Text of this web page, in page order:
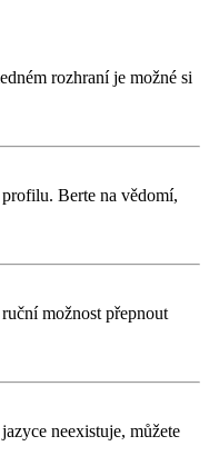
rozhraní je možné si
Berte na vědomí,
možnost přepnout
neexistuje, můžete